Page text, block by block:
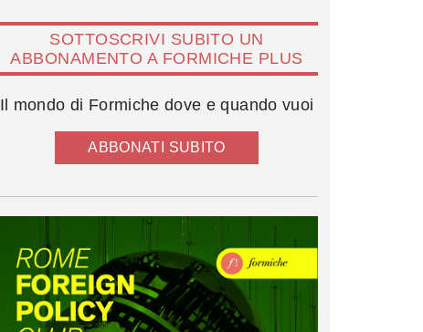
SOTTOSCRIVI SUBITO UN
ABBONAMENTO A FORMICHE PLUS
Il mondo di Formiche dove e quando vuoi
ABBONATI SUBITO